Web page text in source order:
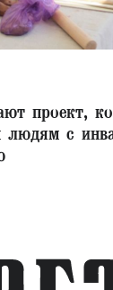
проект,
с